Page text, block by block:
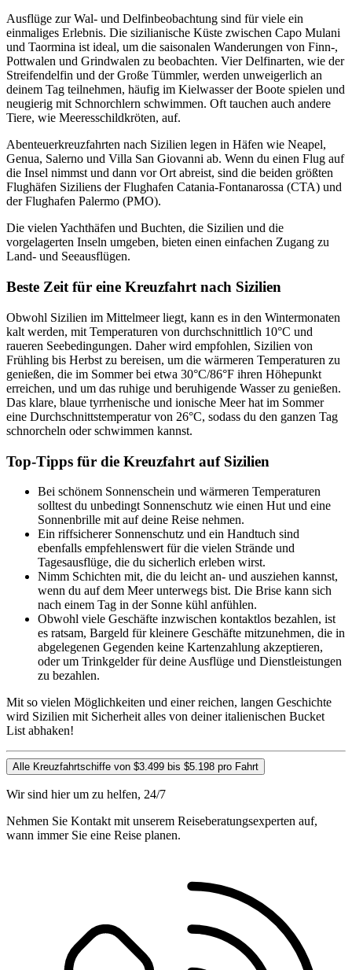
Ausflüge zur Wal- und Delfinbeobachtung sind für viele ein
einmaliges Erlebnis. Die sizilianische Küste zwischen Capo Mulani
und Taormina ist ideal, um die saisonalen Wanderungen von Finn-,
Pottwalen und Grindwalen zu beobachten. Vier Delfinarten, wie der
Streifendelfin und der Große Tümmler, werden unweigerlich an
deinem Tag teilnehmen, häufig im Kielwasser der Boote spielen und
neugierig mit Schnorchlern schwimmen. Oft tauchen auch andere
Tiere, wie Meeresschildkröten, auf.
Abenteuerkreuzfahrten nach Sizilien legen in Häfen wie Neapel,
Genua, Salerno und Villa San Giovanni ab. Wenn du einen Flug auf
die Insel nimmst und dann vor Ort abreist, sind die beiden größten
Flughäfen Siziliens der Flughafen Catania-Fontanarossa (CTA) und
der Flughafen Palermo (PMO).
Die vielen Yachthäfen und Buchten, die Sizilien und die
vorgelagerten Inseln umgeben, bieten einen einfachen Zugang zu
Land- und Seeausflügen.
Beste Zeit für eine Kreuzfahrt nach Sizilien
Obwohl Sizilien im Mittelmeer liegt, kann es in den Wintermonaten
kalt werden, mit Temperaturen von durchschnittlich 10°C und
raueren Seebedingungen. Daher wird empfohlen, Sizilien von
Frühling bis Herbst zu bereisen, um die wärmeren Temperaturen zu
genießen, die im Sommer bei etwa 30°C/86°F ihren Höhepunkt
erreichen, und um das ruhige und beruhigende Wasser zu genießen.
Das klare, blaue tyrrhenische und ionische Meer hat im Sommer
eine Durchschnittstemperatur von 26°C, sodass du den ganzen Tag
schnorcheln oder schwimmen kannst.
Top-Tipps für die Kreuzfahrt auf Sizilien
Bei schönem Sonnenschein und wärmeren Temperaturen
solltest du unbedingt Sonnenschutz wie einen Hut und eine
Sonnenbrille mit auf deine Reise nehmen.
Ein riffsicherer Sonnenschutz und ein Handtuch sind
ebenfalls empfehlenswert für die vielen Strände und
Tagesausflüge, die du sicherlich erleben wirst.
Nimm Schichten mit, die du leicht an- und ausziehen kannst,
wenn du auf dem Meer unterwegs bist. Die Brise kann sich
nach einem Tag in der Sonne kühl anfühlen.
Obwohl viele Geschäfte inzwischen kontaktlos bezahlen, ist
es ratsam, Bargeld für kleinere Geschäfte mitzunehmen, die in
abgelegenen Gegenden keine Kartenzahlung akzeptieren,
oder um Trinkgelder für deine Ausflüge und Dienstleistungen
zu bezahlen.
Mit so vielen Möglichkeiten und einer reichen, langen Geschichte
wird Sizilien mit Sicherheit alles von deiner italienischen Bucket
List abhaken!
Alle Kreuzfahrtschiffe von $3.499 bis $5.198 pro Fahrt
Wir sind hier um zu helfen, 24/7
Nehmen Sie Kontakt mit unserem Reiseberatungsexperten auf,
wann immer Sie eine Reise planen.